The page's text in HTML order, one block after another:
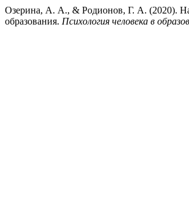
Озерина, А. А., & Родионов, Г. А. (2020).
образования. Психология человека в